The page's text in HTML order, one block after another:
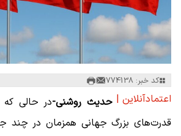
کد خبر: 774138
اعتمادآنلاین | حدیث روشنی-در حالی
قدرت‌های بزرگ جهانی همزمان در چند